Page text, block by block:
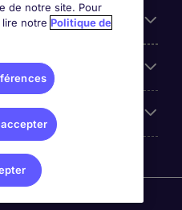
de notre site. Pour
notre Politique de